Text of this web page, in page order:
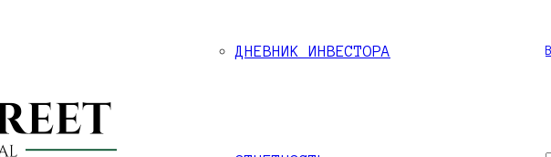
ДНЕВНИК ИНВЕСТОРА
инвестором Дмитрием Черемушкиным для написания аналитических материалов по финансовым